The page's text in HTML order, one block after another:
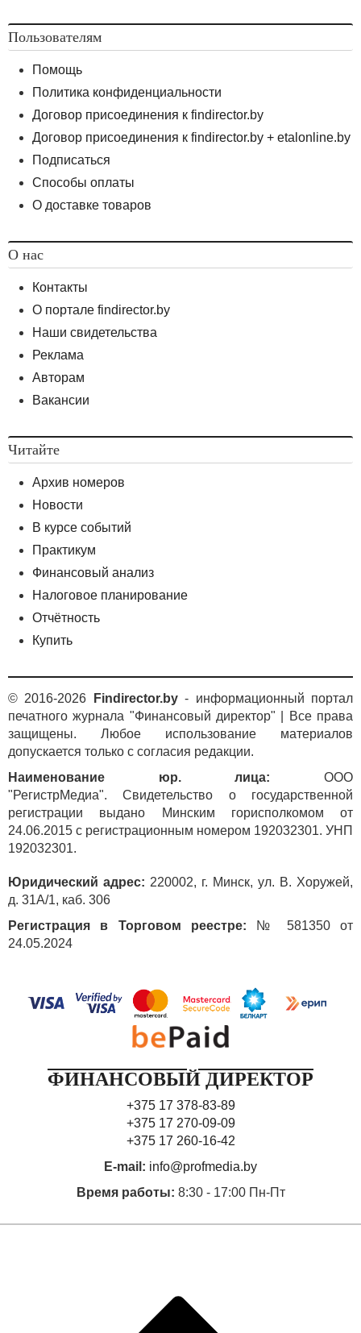
Пользователям
Помощь
Политика конфиденциальности
Договор присоединения к findirector.by
Договор присоединения к findirector.by + etalonline.by
Подписаться
Способы оплаты
О доставке товаров
О нас
Контакты
О портале findirector.by
Наши свидетельства
Реклама
Авторам
Вакансии
Читайте
Архив номеров
Новости
В курсе событий
Практикум
Финансовый анализ
Налоговое планирование
Отчётность
Купить
© 2016-2026 Findirector.by- информационный портал
печатного журнала "Финансовый директор" | Все права
защищены. Любое использование материалов
допускается только с согласия редакции.
Наименование юр. лица: ООО
"РегистрМедиа". Свидетельство о государственной
регистрации выдано Минским горисполкомом от
24.06.2015 с регистрационным номером 192032301. УНП
192032301.
Юридический адрес: 220002, г. Минск, ул. В. Хоружей,
д. 31А/1, каб. 306
Регистрация в Торговом реестре: № 581350 от
24.05.2024
ФИНАНСОВЫЙ ДИРЕКТОР
+375 17 378-83-89
+375 17 270-09-09
+375 17 260-16-42
E-mail: info@profmedia.by
Время работы: 8:30 - 17:00 Пн-Пт